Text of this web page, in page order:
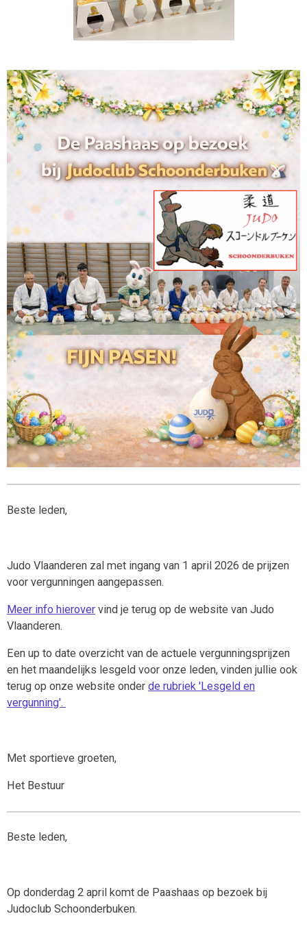
Beste leden,
Judo Vlaanderen zal met ingang van 1 april 2026 de prijzen
voor vergunningen aangepassen.
Meer info hierover vind je terug op de website van Judo
Vlaanderen.
Een up to date overzicht van de actuele vergunningsprijzen
en het maandelijks lesgeld voor onze leden, vinden jullie ook
terug op onze website onder de rubriek 'Lesgeld en
vergunning'.
Met sportieve groeten,
Het Bestuur
Beste leden,
Op donderdag 2 april komt de Paashaas op bezoek bij
Judoclub Schoonderbuken.